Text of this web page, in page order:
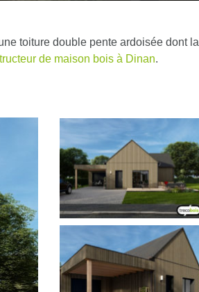
toiture double pente ardoisée dont la
de maison bois à Dinan.